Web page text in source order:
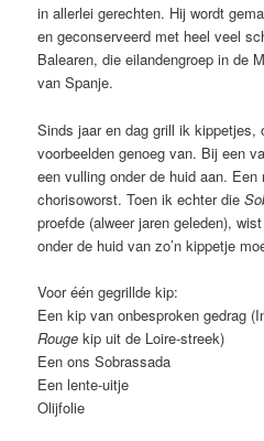
in allerlei gerechten. Hij wordt
en geconserveerd met heel veel
Balearen, die eilandengroep in de
van Spanje.
Sinds jaar en dag grill ik kippetjes,
voorbeelden genoeg van. Bij een
een vulling onder de huid aan.
chorisoworst. Toen ik echter die
proefde (alweer jaren geleden),
onder de huid van zo’n kippetje
Voor één gegrillde kip:
Een kip van onbesproken gedrag
Rouge kip uit de Loire-streek)
Een ons Sobrassada
Een lente-uitje
Olijfolie